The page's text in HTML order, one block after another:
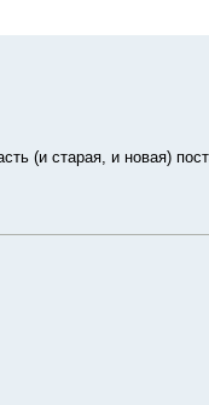
(и старая, и новая)